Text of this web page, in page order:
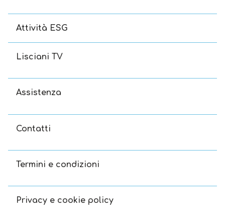
Attività ESG
Lisciani TV
Assistenza
Contatti
Termini e condizioni
Privacy e cookie policy